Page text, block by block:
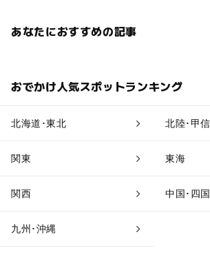
あなたにおすすめの記事
おでかけ人気スポットランキング
北海道･東北 北陸･甲
関東 東海
関西 中国･四国
九州･沖縄